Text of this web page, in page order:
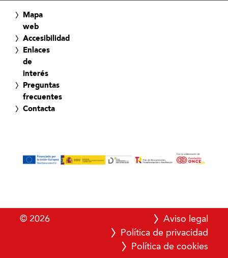
Mapa
web
Accesibilidad
Enlaces
de
interés
Preguntas
frecuentes
Contacta
© 2026
Aviso legal
Política de privacidad
Política de cookies